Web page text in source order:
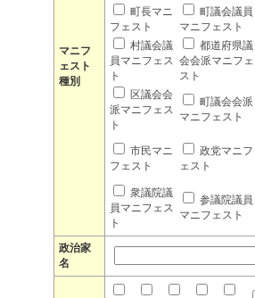
マニフ
ェスト
種別
町長マニ
フェスト
町議会議員
マニフェスト
村議会議
員マニフェス
ト
都道府県議
会会派マニフェ
スト
区議会会
派マニフェス
ト
町議会会派
マニフェスト
市民マニ
フェスト
政党マニフ
ェスト
衆議院議
員マニフェス
ト
参議院議員
マニフェスト
政治家
名